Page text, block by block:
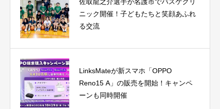
ニック開催！子どもたちと笑顔あふれ
る交流
LinksMateが新スマホ「OPPO
Reno15 A」の販売を開始！キャンペ
ーンも同時開催